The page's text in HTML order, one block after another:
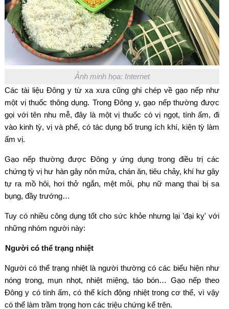
Ảnh minh họa: Internet
Các tài liệu Đông y từ xa xưa cũng ghi chép về gạo nếp như
một vị thuốc thông dụng. Trong Đông y, gạo nếp thường được
gọi với tên nhu mễ, đây là một vị thuốc có vị ngọt, tính ấm, đi
vào kinh tỳ, vị và phế, có tác dụng bổ trung ích khí, kiện tỳ làm
ấm vị.
Gạo nếp thường được Đông y ứng dụng trong điều trị các
chứng tỳ vị hư hàn gây nôn mửa, chán ăn, tiêu chảy, khí hư gây
tự ra mồ hôi, hơi thở ngắn, mệt mỏi, phụ nữ mang thai bị sa
bụng, đầy trướng…
Tuy có nhiều công dụng tốt cho sức khỏe nhưng lại 'đại kỵ' với
những nhóm người này:
Người có thể trạng nhiệt
Người có thể trạng nhiệt là người thường có các biểu hiện như
nóng trong, mụn nhọt, nhiệt miệng, táo bón… Gạo nếp theo
Đông y có tính ấm, có thể kích động nhiệt trong cơ thể, vì vậy
có thể làm trầm trọng hơn các triệu chứng kể trên.